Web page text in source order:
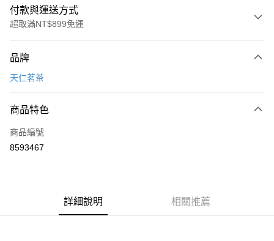
付款與運送方式
超取滿NT$899免運
信用卡一次付款
Apple Pay
街口支付
品牌
天仁茗茶
商品特色
商品編號
8593467
詳細說明 相關推薦